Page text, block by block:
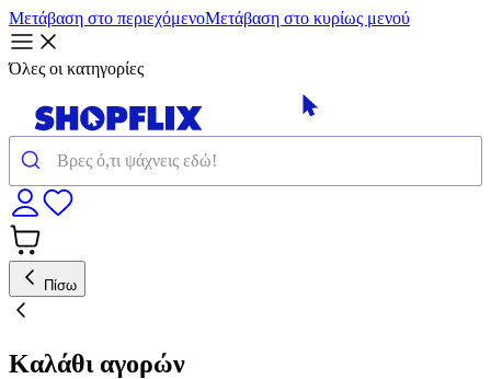
Μετάβαση στο περιεχόμενοΜετάβαση στο κυρίως μενού
Όλες οι κατηγορίες
Πίσω
Καλάθι αγορών